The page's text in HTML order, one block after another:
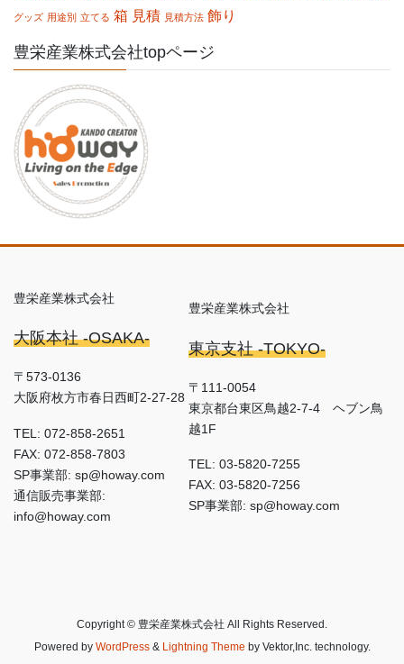
グッズ 用途別 立てる 箱 見積 見積方法 飾り
豊栄産業株式会社topページ
豊栄産業株式会社
大阪本社 -OSAKA-
〒573-0136
大阪府枚方市春日西町2-27-28
TEL: 072-858-2651
FAX: 072-858-7803
SP事業部: sp@howay.com
通信販売事業部:
info@howay.com
豊栄産業株式会社
東京支社 -TOKYO-
〒111-0054
東京都台東区鳥越2-7-4 ヘブン鳥
越1F
TEL: 03-5820-7255
FAX: 03-5820-7256
SP事業部: sp@howay.com
Copyright © 豊栄産業株式会社 All Rights Reserved.
Powered by WordPress& Lightning Theme by Vektor,Inc. technology.